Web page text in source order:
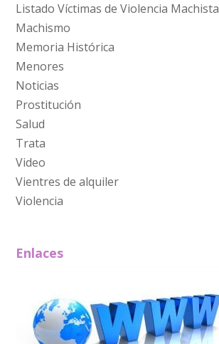
Listado Víctimas de Violencia Machista
Machismo
Memoria Histórica
Menores
Noticias
Prostitución
Salud
Trata
Video
Vientres de alquiler
Violencia
Enlaces